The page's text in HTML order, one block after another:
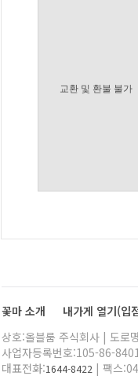
교환 및 환불 불가
꽃마 소개 내가게 열기(입
상호:올블룸 주식회사 | 도로
사업자등록번호:105-86-
대표전화:1644-8422 | 팩스